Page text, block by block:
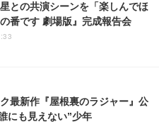
との共演シーンを「楽しんでほ
番です 劇場版』完成報告会
最新作『屋根裏のラジャー』公
にも見えない”少年